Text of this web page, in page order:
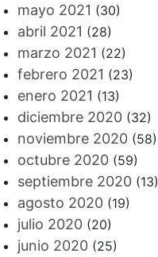
mayo 2021 (30)
abril 2021 (28)
marzo 2021 (22)
febrero 2021 (23)
enero 2021 (13)
diciembre 2020(32)
noviembre 2020(58)
octubre 2020(59)
septiembre 2020(13)
agosto 2020(19)
julio 2020(20)
junio 2020(25)